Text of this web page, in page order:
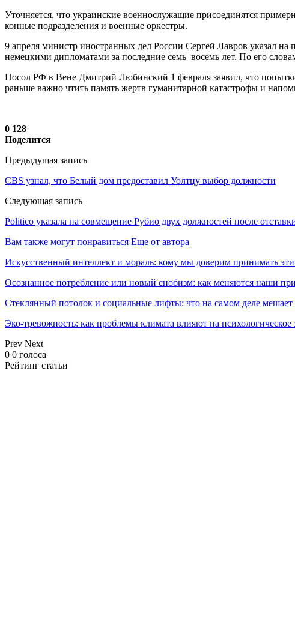
Уточняется, что украинские военнослужащие присоединятся
конные подразделения и военные оркестры.
9 апреля министр иностранных дел России Сергей Лавров указал
немецкими дипломатами за последние семь–восемь лет. По его
Посол РФ в Вене Дмитрий Любинский 1 февраля заявил, что
раньше важно чтить память жертв гуманитарной катастрофы и
0 128
Поделится
Предыдущая запись
CBS узнал, что Белый дом предоставил Уолтцу выбор должности
Следующая запись
Politico указала на совмещение Рубио двух должностей после
Вам также могут понравиться Еще от автора
Искусственный интеллект и мораль: кому мы доверим принимать
Осознанное потребление или новый снобизм: как меняются наши
Стеклянный потолок и социальные лифты: что на самом деле мешает
Эко-тревожность: как проблемы климата влияют на психологическое
Prev Next
0 0 голоса
Рейтинг статьи